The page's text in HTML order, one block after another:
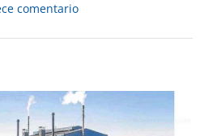
comentario